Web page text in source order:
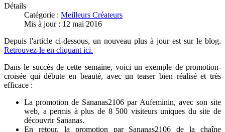
Détails
Catégorie : Meilleurs Créateurs
Mis à jour : 12 mai 2016
Depuis l'article ci-dessous, un nouveau plus à jour est sur le blog.
Retrouvez-le en cliquant ici.
Dans le succès de cette semaine, voici un exemple de promotion-
croisée qui débute en beauté, avec un teaser bien réalisé et très
efficace :
La promotion de Sananas2106 par Aufeminin, avec son site
web, a permis à plus de 8 500 visiteurs uniques du site de
découvrir Sananas.
En retour, la promotion par Sananas2106 de la chaîne